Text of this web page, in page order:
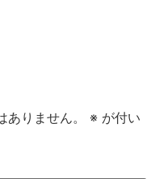
りません。 ※ が付い